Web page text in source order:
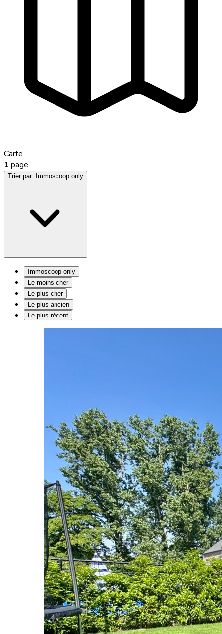
Carte
1 page
Trier par: Immoscoop only
Immoscoop only
Le moins cher
Le plus cher
Le plus ancien
Le plus récent